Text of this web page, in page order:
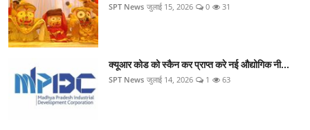
SPT News जुलाई 15, 2026 0 31
क्यूआर कोड को स्कैन कर प्राप्त करे नई औद्योगिक नी...
SPT News जुलाई 14, 2026 1 63